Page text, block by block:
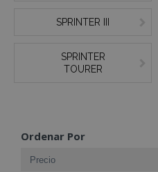
SPRINTER III
SPRINTER
TOURER
Ordenar Por